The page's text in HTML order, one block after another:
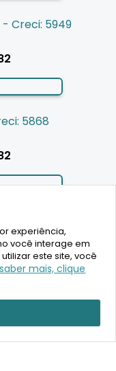
Creci: 5949
5868
Imobiliária LTDA -
os direitos reservados
experiência,
você interage em
este site, você
mais, clique